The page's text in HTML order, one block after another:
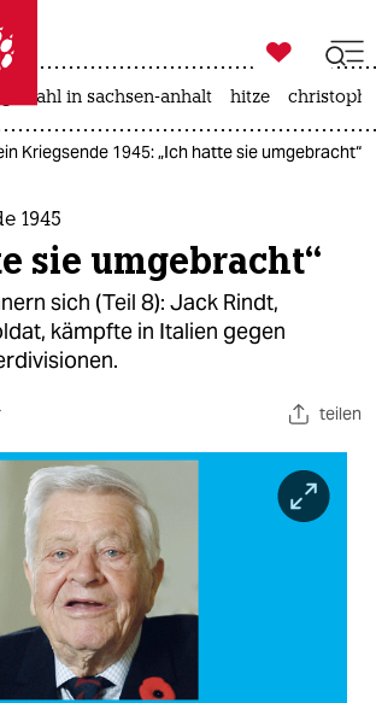
taz zahl ich
taz zahl ich

taz zahl ich
in sachsen-anhalt hitze
Kriegsende 1945: „Ich hatte sie umgebracht“
1945
sie umgebracht“
sich (Teil 8): Jack Rindt,
kämpfte in Italien gegen
teilen